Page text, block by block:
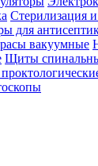
Стерилизация
для
вакуумные
Щиты